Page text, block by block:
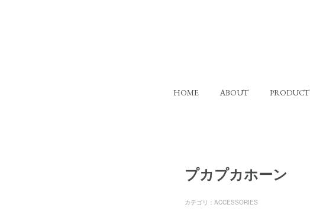
HOME ABOUT PRODUCT
プカプカホーン
カテゴリ ： ACCESSORIES